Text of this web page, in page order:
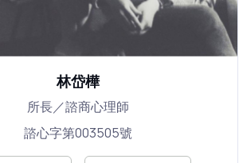
林岱樺
所長／諮商心理師
諮心字第003505號